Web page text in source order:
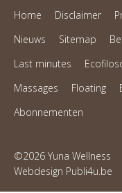
Home Disclaimer
Nieuws
Sitemap
Last minutes
Massages
Floating
Abonnementen
©2026 Yuna Wellness
Webdesign Publi4u.be